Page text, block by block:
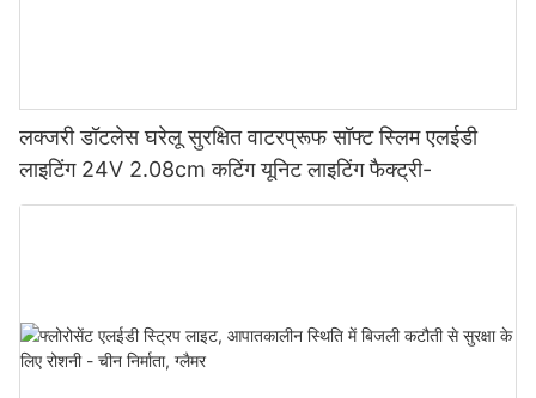
लक्जरी डॉटलेस घरेलू सुरक्षित वाटरप्रूफ सॉफ्ट स्लिम एलईडी
लाइटिंग 24V 2.08cm कटिंग यूनिट लाइटिंग फैक्ट्री-